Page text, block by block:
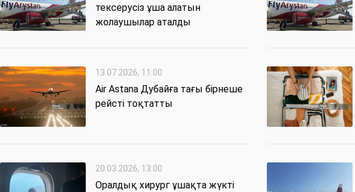
тексерусіз ұша алатын
жолаушылар аталды
13.07.2026, 11:00
Air Astana Дубайға тағы бірнеше
рейсті тоқтатты
20.03.2026, 13:00
Оралдық хирург ұшақта жүкті